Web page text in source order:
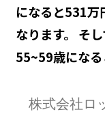
になると531万
なります。 そ
55~59歳になる